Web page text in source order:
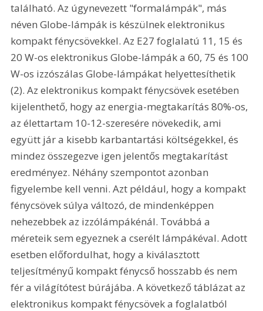
található. Az úgynevezett "formalámpák", más
néven Globe-lámpák is készülnek elektronikus
kompakt fénycsövekkel. Az E27 foglalatú 11, 15 és
20 W-os elektronikus Globe-lámpák a 60, 75 és 100
W-os izzószálas Globe-lámpákat helyettesíthetik
(2). Az elektronikus kompakt fénycsövek esetében
kijelenthető, hogy az energia-megtakarítás 80%-os,
az élettartam 10-12-szeresére növekedik, ami
együtt jár a kisebb karbantartási költségekkel, és
mindez összegezve igen jelentős megtakarítást
eredményez. Néhány szempontot azonban
figyelembe kell venni. Azt például, hogy a kompakt
fénycsövek súlya változó, de mindenképpen
nehezebbek az izzólámpákénál. Továbbá a
méreteik sem egyeznek a cserélt lámpákéval. Adott
esetben előfordulhat, hogy a kiválasztott
teljesítményű kompakt fénycső hosszabb és nem
fér a világítótest búrájába. A következő táblázat az
elektronikus kompakt fénycsövek a foglalatból